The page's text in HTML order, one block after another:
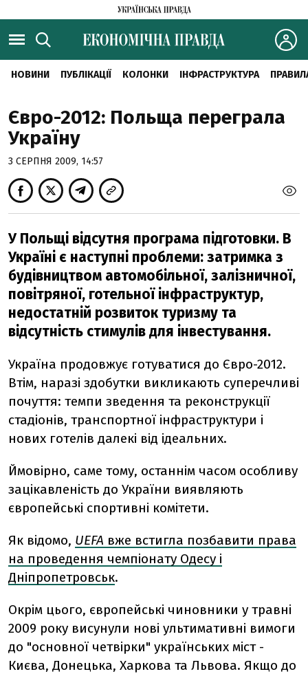
НОВИНИ ПУБЛІКАЦІЇ КОЛОНКИ ІНФРАСТРУКТУРА
Євро-2012: Польща переграла
Україну
3 СЕРПНЯ 2009, 14:57
У Польщі відсутня програма підготовки. В
Україні є наступні проблеми: затримка з
будівництвом автомобільної, залізничної,
повітряної, готельної інфраструктур,
недостатній розвиток туризму та
відсутність стимулів для інвестування.
Україна продовжує готуватися до Євро-2012.
Втім, наразі здобутки викликають суперечливі
почуття: темпи зведення та реконструкції
стадіонів, транспортної інфраструктури і
нових готелів далекі від ідеальних.
Ймовірно, саме тому, останнім часом особливу
зацікавленість до України виявляють
європейські спортивні комітети.
Як відомо, UEFA вже встигла позбавити права
на проведення чемпіонату Одесу і
Дніпропетровськ.
Окрім цього, європейські чиновники у травні
2009 року висунули нові ультимативні вимоги
до "основної четвірки" українських міст -
Києва, Донецька, Харкова та Львова. Якщо до